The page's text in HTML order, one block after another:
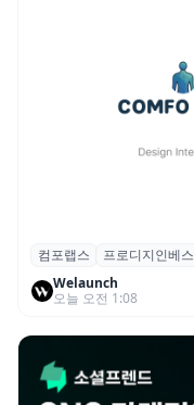
컴포랩스, 프로
드 투자 유치
컴포랩스 프로디지인베
Welaunch
오늘 오전 1:08